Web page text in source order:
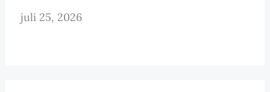
juli 25, 2026